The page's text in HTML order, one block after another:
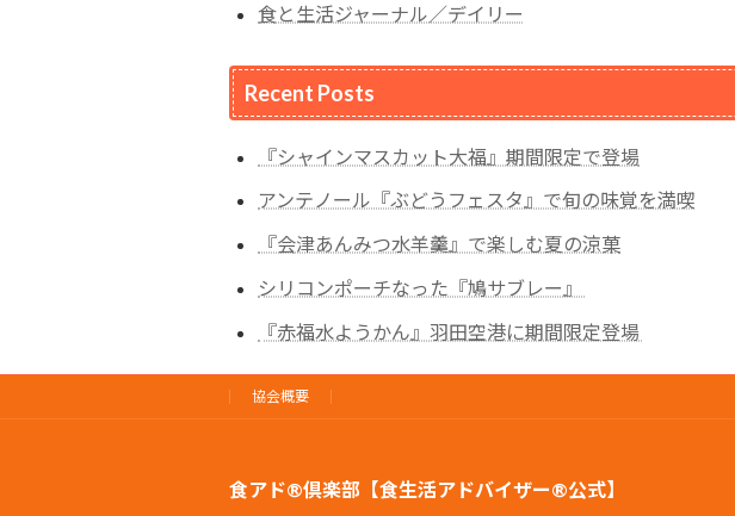
食と生活ジャーナル／デイリー
Recent Posts
『シャインマスカット大福』期間限定で登場
アンテノール『ぶどうフェスタ』で旬の味覚を満喫
『会津あんみつ水羊羹』で楽しむ夏の涼菓
シリコンポーチなった『鳩サブレー』
『赤福水ようかん』羽田空港に期間限定登場
協会概要
食アド®倶楽部【食生活アドバイザー®公式】